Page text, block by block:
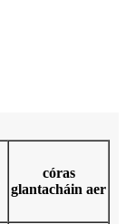
córas
glantacháin aer